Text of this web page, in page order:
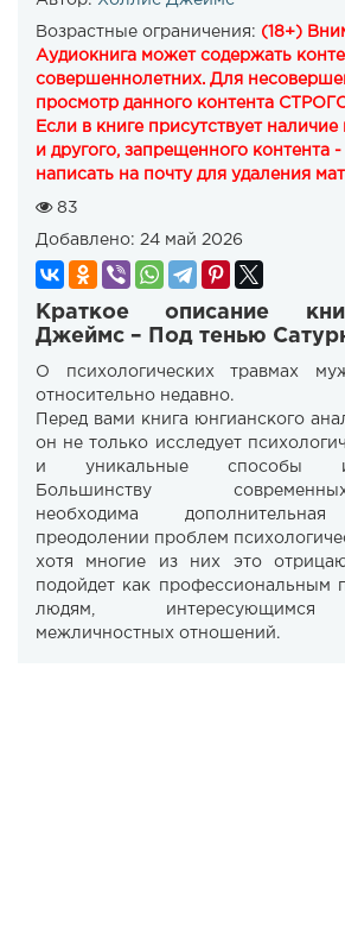
Возрастные ограничения: (18+)
Аудиокнига может содержать
совершеннолетних. Для
просмотр данного контента
Если в книге присутствует
и другого, запрещенного контента
написать на почту для удаления
83
Добавлено: 24 май 2026
Краткое описание
Джеймс – Под тенью
О психологических травмах
относительно недавно.
Перед вами книга юнгианского
он не только исследует
и уникальные способы
Большинству
необходима
преодолении проблем
хотя многие из них это
подойдет как профессиональным
людям, интересующимся
межличностных отношений.